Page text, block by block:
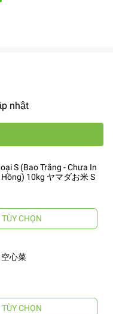
nhật
S (Bao Trắng - Chưa In
10kg ヤマダお米 S
TÙY CHỌN
心菜
TÙY CHỌN